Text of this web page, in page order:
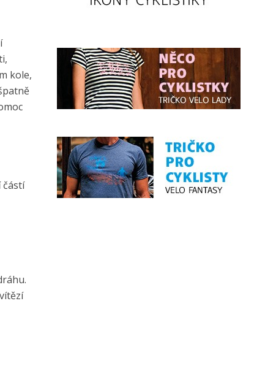
kole,
částí